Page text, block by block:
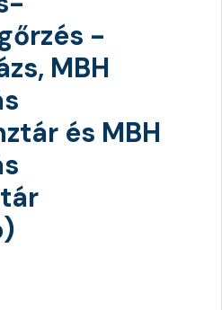
-
MBH
és MBH